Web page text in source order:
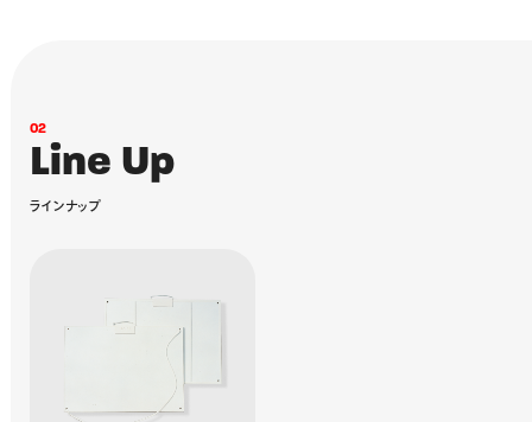
02
Line Up
ラインナップ